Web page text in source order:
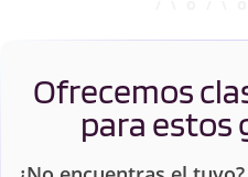
Ofrecemos
para estos